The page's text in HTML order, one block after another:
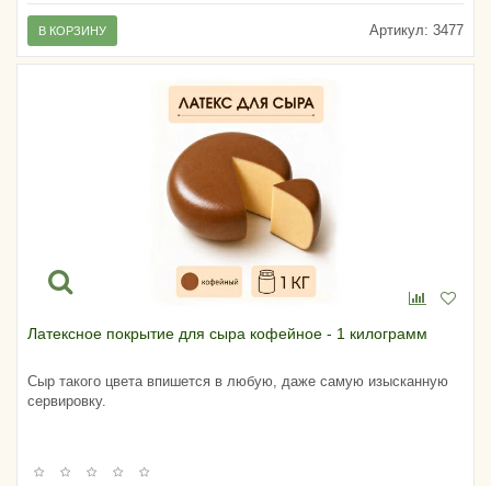
Артикул: 3477
В КОРЗИНУ
Латексное покрытие для сыра кофейное - 1 килограмм
Сыр такого цвета впишется в любую, даже самую изысканную
сервировку.